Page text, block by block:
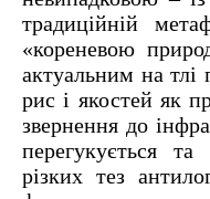
традиційній
«кореневою
актуальним на тлі
рис і якостей як
звернення до
перегукується
різких тез